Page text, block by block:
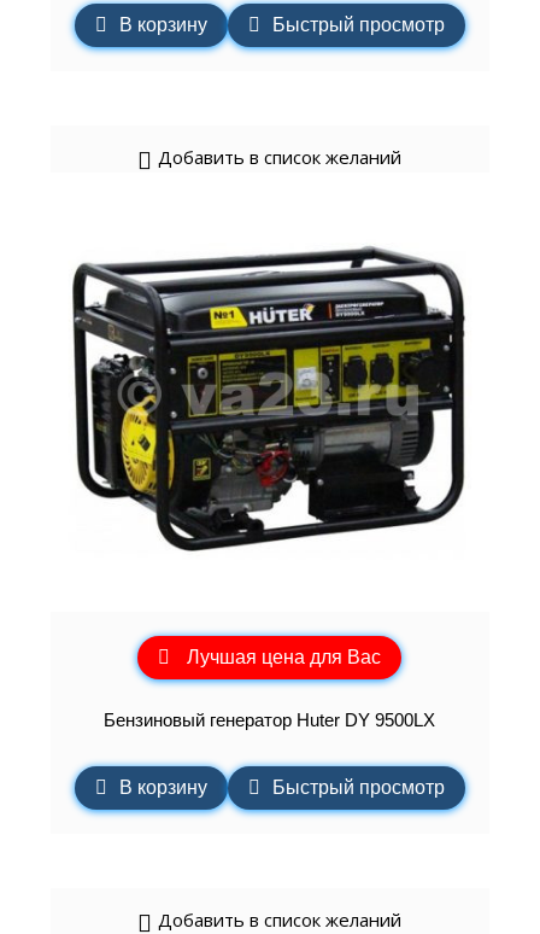
В корзину Быстрый просмотр
Добавить в список желаний
Лучшая цена для Вас
Бензиновый генератор Huter DY 9500LX
В корзину Быстрый просмотр
Добавить в список желаний